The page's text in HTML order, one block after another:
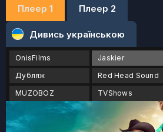
Плеер 1 Плеер 2
Дивись українською
OnisFilms Jaskier
Дубляж
Red Head Sound
MUZOBOZ
TVShows